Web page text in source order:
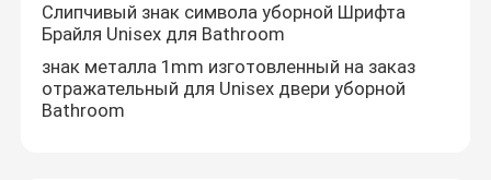
Слипчивый знак символа уборной Шрифта
Брайля Unisex для Bathroom
знак металла 1mm изготовленный на заказ
отражательный для Unisex двери уборной
Bathroom